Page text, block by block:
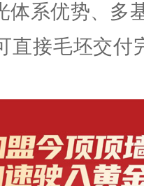
体系优势、多
直接毛坯交付